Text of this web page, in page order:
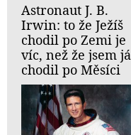
Astronaut J. B.
Irwin: to že Ježíš
chodil po Zemi je
víc, než že jsem já
chodil po Měsíci